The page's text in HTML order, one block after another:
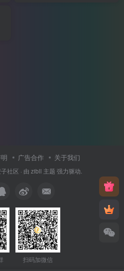
广告合作 关于我们
子社区 · 由 zibll 主题 强力驱动.
扫码加微信